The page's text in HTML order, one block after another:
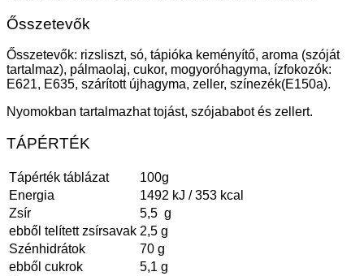
Ősszetevők
Ősszetevők: rizsliszt, só, tápióka keményítő, aroma (szóját
tartalmaz), pálmaolaj, cukor, mogyoróhagyma, ízfokozók:
E621, E635, szárított újhagyma, zeller, színezék(E150a).
Nyomokban tartalmazhat tojást, szójababot és zellert.
TÁPÉRTÉK
Tápérték táblázat
100g
Energia
1492 kJ / 353 kcal
Zsír
5,5 g
ebből telített zsírsavak 2,5 g
Szénhidrátok
70 g
ebből cukrok
5,1 g